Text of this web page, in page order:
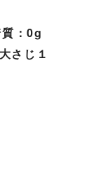
：0g
さじ１